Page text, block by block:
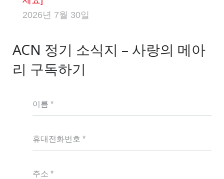
2026년 7월 30일
ACN 정기 소식지 – 사랑의 메아
리 구독하기
이름 *
휴대전화번호 *
주소 *